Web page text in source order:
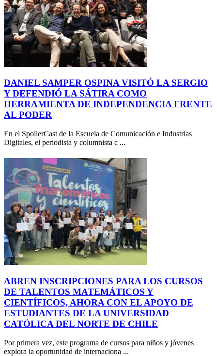
DANIEL SAMPER OSPINA VISITÓ LA SERGIO
Y DEFENDIÓ LA SÁTIRA COMO
HERRAMIENTA DE INDEPENDENCIA FRENTE
AL PODER
En el SpoilerCast de la Escuela de Comunicación e Industrias
Digitales, el periodista y columnista c ...
ABREN INSCRIPCIONES PARA LOS CURSOS
DE TALENTOS MATEMÁTICOS Y
CIENTÍFICOS, AHORA CON EL APOYO DE
ESTUDIANTES DE LA UNIVERSIDAD
CATÓLICA DEL NORTE DE CHILE
Por primera vez, este programa de cursos para niños y jóvenes
explora la oportunidad de internaciona ...